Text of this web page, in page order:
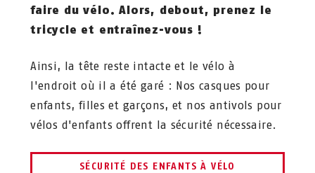
faire du vélo. Alors, debout, prenez le
tricycle et entraînez-vous !
Ainsi, la tête reste intacte et le vélo à
l'endroit où il a été garé : Nos casques pour
enfants, filles et garçons, et nos antivols pour
vélos d'enfants offrent la sécurité nécessaire.
SÉCURITÉ DES ENFANTS À VÉLO